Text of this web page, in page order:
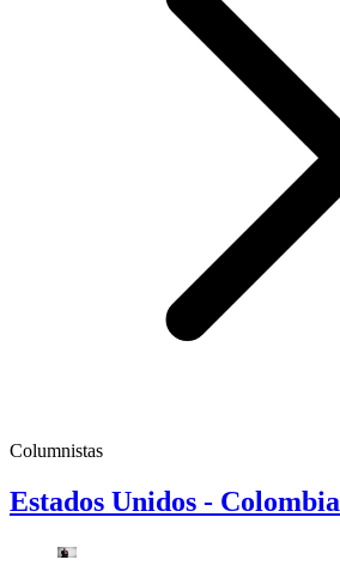
Columnistas
Estados Unidos - Colombia